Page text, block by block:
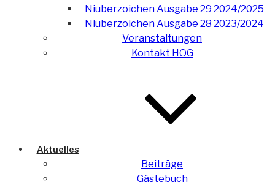
Niuberzoichen Ausgabe 29 2024/2025
Niuberzoichen Ausgabe 28 2023/2024
Veranstaltungen
Kontakt HOG
Aktuelles
Beiträge
Gästebuch